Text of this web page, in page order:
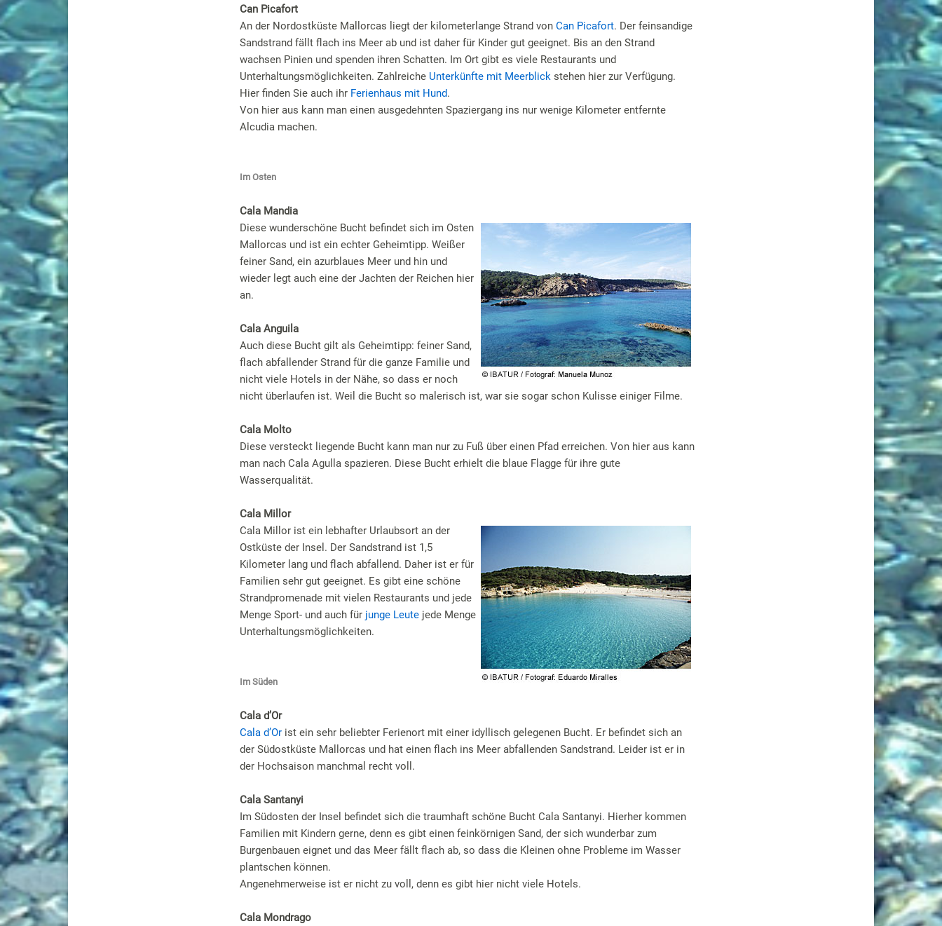
Can Picafort
An der Nordostküste Mallorcas liegt der kilometerlange Strand von Can Picafort. Der feinsandige
Sandstrand fällt flach ins Meer ab und ist daher für Kinder gut geeignet. Bis an den Strand
wachsen Pinien und spenden ihren Schatten. Im Ort gibt es viele Restaurants und
Unterhaltungsmöglichkeiten. Zahlreiche Unterkünfte mit Meerblick stehen hier zur Verfügung.
Hier finden Sie auch ihr Ferienhaus mit Hund.
Von hier aus kann man einen ausgedehnten Spaziergang ins nur wenige Kilometer entfernte
Alcudia machen.
Im Osten
Cala Mandia
Diese wunderschöne Bucht befindet sich im Osten
Mallorcas und ist ein echter Geheimtipp. Weißer
feiner Sand, ein azurblaues Meer und hin und
wieder legt auch eine der Jachten der Reichen hier
an.
Cala Anguila
Auch diese Bucht gilt als Geheimtipp: feiner Sand,
flach abfallender Strand für die ganze Familie und
nicht viele Hotels in der Nähe, so dass er noch
nicht überlaufen ist. Weil die Bucht so malerisch ist, war sie sogar schon Kulisse einiger Filme.
Cala Molto
Diese versteckt liegende Bucht kann man nur zu Fuß über einen Pfad erreichen. Von hier aus kann
man nach Cala Agulla spazieren. Diese Bucht erhielt die blaue Flagge für ihre gute
Wasserqualität.
Cala Millor
Cala Millor ist ein lebhafter Urlaubsort an der
Ostküste der Insel. Der Sandstrand ist 1,5
Kilometer lang und flach abfallend. Daher ist er für
Familien sehr gut geeignet. Es gibt eine schöne
Strandpromenade mit vielen Restaurants und jede
Menge Sport- und auch für junge Leute jede Menge
Unterhaltungsmöglichkeiten.
Im Süden
Cala d’Or
Cala d’Or ist ein sehr beliebter Ferienort mit einer idyllisch gelegenen Bucht. Er befindet sich an
der Südostküste Mallorcas und hat einen flach ins Meer abfallenden Sandstrand. Leider ist er in
der Hochsaison manchmal recht voll.
Cala Santanyi
Im Südosten der Insel befindet sich die traumhaft schöne Bucht Cala Santanyi. Hierher kommen
Familien mit Kindern gerne, denn es gibt einen feinkörnigen Sand, der sich wunderbar zum
Burgenbauen eignet und das Meer fällt flach ab, so dass die Kleinen ohne Probleme im Wasser
plantschen können.
Angenehmerweise ist er nicht zu voll, denn es gibt hier nicht viele Hotels.
Cala Mondrago